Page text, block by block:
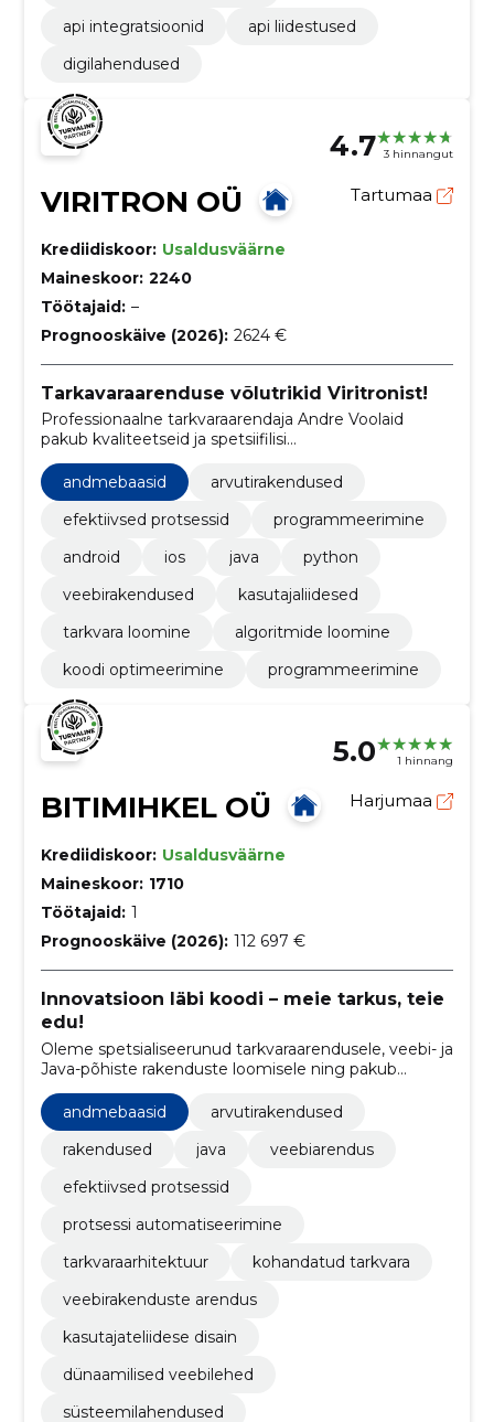
api integratsioonid
api liidestused
digilahendused
4.7 3 hinnangut
VIRITRON OÜ Tartumaa
Krediidiskoor: Usaldusväärne
Maineskoor: 2240
Töötajaid: –
Prognooskäive (2026): 2624 €
Tarkavaraarenduse võlutrikid Viritronist!
Professionaalne tarkvaraarendaja Andre Voolaid
pakub kvaliteetseid ja spetsiifilisi
programmeerimislahendusi. Kasutuses on erinevaid
programmeerimiskeeli ja oskused on laiad.
andmebaasid
arvutirakendused
efektiivsed protsessid
programmeerimine
android
ios java
python
veebirakendused
kasutajaliidesed
tarkvara loomine
algoritmide loomine
koodi optimeerimine
programmeerimine
5.0 1 hinnang
BITIMIHKEL OÜ Harjumaa
Krediidiskoor: Usaldusväärne
Maineskoor: 1710
Töötajaid: 1
Prognooskäive (2026): 112 697 €
Innovatsioon läbi koodi – meie tarkus, teie
edu!
Oleme spetsialiseerunud tarkvaraarendusele, veebi- ja
Java-põhiste rakenduste loomisele ning pakub
kvaliteetseid lahendus.
andmebaasid
arvutirakendused
rakendused
java
veebiarendus
efektiivsed protsessid
protsessi automatiseerimine
tarkvaraarhitektuur
kohandatud tarkvara
veebirakenduste arendus
kasutajateliidese disain
dünaamilised veebilehed
süsteemilahendused